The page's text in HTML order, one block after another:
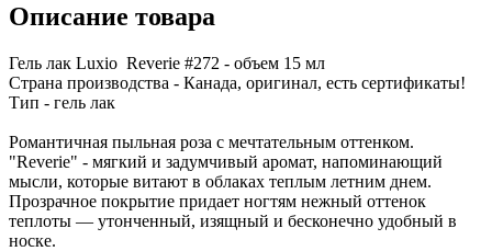
Описание товара
Гель лак Luxio Reverie #272 - объем 15 мл
Страна производства - Канада, оригинал, есть сертификаты!
Тип - гель лак
Романтичная пыльная роза с мечтательным оттенком.
"Reverie" - мягкий и задумчивый аромат, напоминающий
мысли, которые витают в облаках теплым летним днем.
Прозрачное покрытие придает ногтям нежный оттенок
теплоты — утонченный, изящный и бесконечно удобный в
носке.